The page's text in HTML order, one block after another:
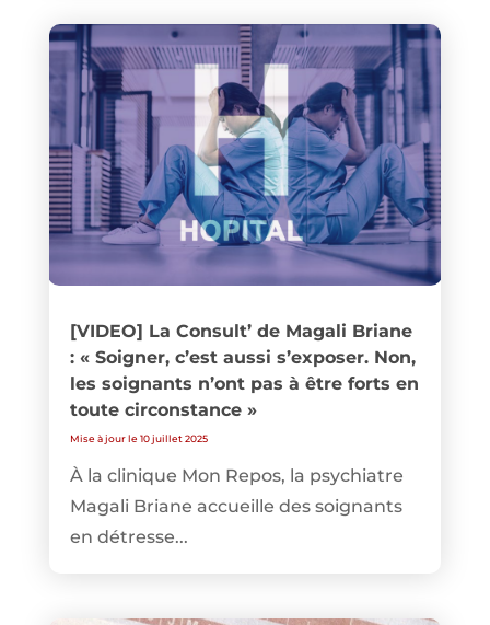
[VIDEO] La Consult’ de Magali Briane
: « Soigner, c’est aussi s’exposer. Non,
les soignants n’ont pas à être forts en
toute circonstance »
Mise à jour le 10 juillet 2025
À la clinique Mon Repos, la psychiatre
Magali Briane accueille des soignants
en détresse...